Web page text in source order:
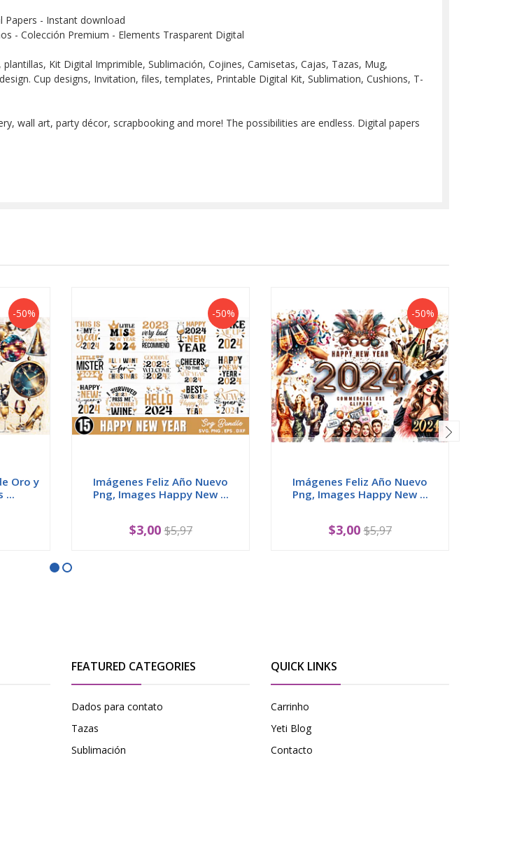
Papers - Instant download
- Colección Premium - Elements Trasparent Digital
Kit Digital Imprimible, Sublimación, Cojines, Camisetas, Cajas, Tazas, Mug,
Cup designs, Invitation, files, templates, Printable Digital Kit, Sublimation, Cushions, T-
wall art, party décor, scrapbooking and more! The possibilities are endless. Digital papers
-50%
Oro y
...
-50%
Imágenes Feliz Año Nuevo
Png, Images Happy New ...
$3,00 $5,97
-50%
Imágenes Feliz Año Nuevo
Png, Images Happy New ...
$3,00 $5,97
FEATURED CATEGORIES
Dados para contato
Tazas
Sublimación
QUICK LINKS
Carrinho
Yeti Blog
Contacto